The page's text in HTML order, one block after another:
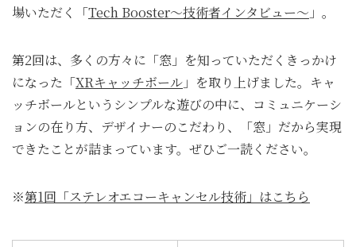
場いただく「Tech Booster～技術者インタビュー～ 」。
第2回は、多くの方々に「窓」を知っていただくきっかけ
になった「XRキャッチボール 」を取り上げました。キャ
ッチボールというシンプルな遊びの中に、コミュニケーシ
ョンの在り方、デザイナーのこだわり、「窓」だから実現
できたことが詰まっています。ぜひご一読ください。
※第1回「ステレオエコーキャンセル技術」はこちら